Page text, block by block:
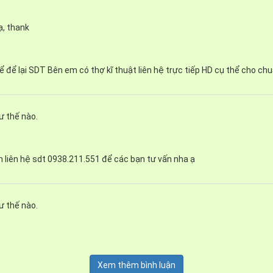
có thể tham thêm một số mẫu
tôi.
phòng tắm sự sang trọng vượt bậc.
thank
để lại SDT Bên em có thợ kĩ thuật liên hệ trực tiếp HD cụ thể cho
thế nào.
liên hệ sdt 0938.211.551 để các bạn tư vấn nha ạ
thế nào.
Xem thêm bình luận